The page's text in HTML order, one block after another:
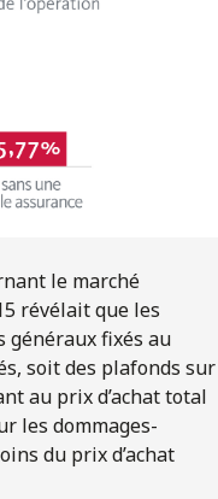
le marché
révélait que les
généraux fixés au
soit des plafonds sur
au prix d’achat total
les dommages-
du prix d’achat